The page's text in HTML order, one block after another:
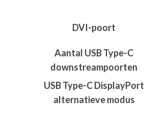
DVI-poort
Aantal USB Type-C
downstreampoorten
USB Type-C DisplayPort
alternatieve modus